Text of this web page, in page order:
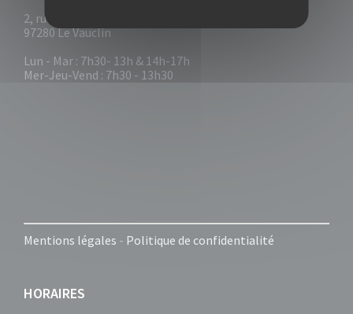
2, rue Collignon
97280 Le Vauclin
Lun - Mar : 7h30- 13h & 14h-17h
Mer-Jeu-Vend : 7h30 - 13h30
Mentions légales - Politique de confidentialité
HORAIRES